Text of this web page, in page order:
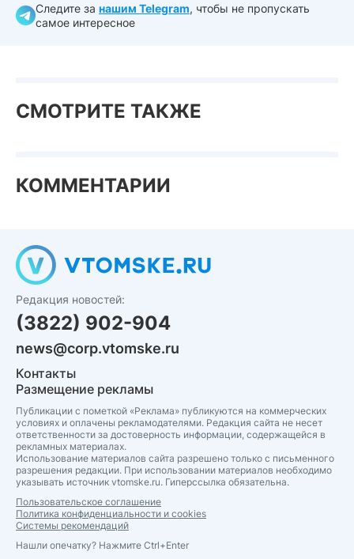
Следите за нашим Telegram, чтобы не пропускать
самое интересное
СМОТРИТЕ ТАКЖЕ
КОММЕНТАРИИ
Редакция новостей:
(3822) 902-904
news@corp.vtomske.ru
Контакты
Размещение рекламы
Публикации с пометкой «Реклама» публикуются на коммерческих
условиях и оплачены рекламодателями. Редакция сайта не несет
ответственности за достоверность информации, содержащейся в
рекламных материалах.
Использование материалов сайта разрешено только с письменного
разрешения редакции. При использовании материалов необходимо
указывать источник vtomske.ru. Гиперссылка обязательна.
Пользовательское соглашение
Политика конфиденциальности и cookies
Системы рекомендаций
Нашли опечатку? Нажмите Ctrl+Enter